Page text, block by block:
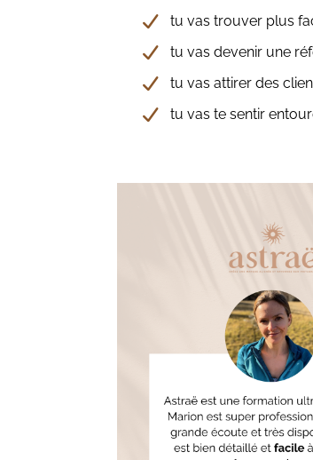
tu vas trouver plus
tu vas devenir une
tu vas attirer des
tu vas te sentir